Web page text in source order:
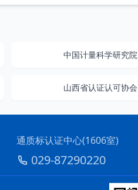
中国计量科学研究院
山西省认证认可协会
通质标认证中心(1606室)
029-87290220